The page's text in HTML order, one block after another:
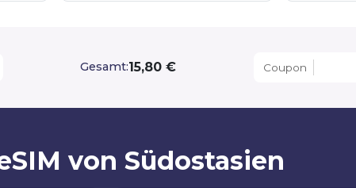
Gesamt:15,80 € Coupon
von Südostasien